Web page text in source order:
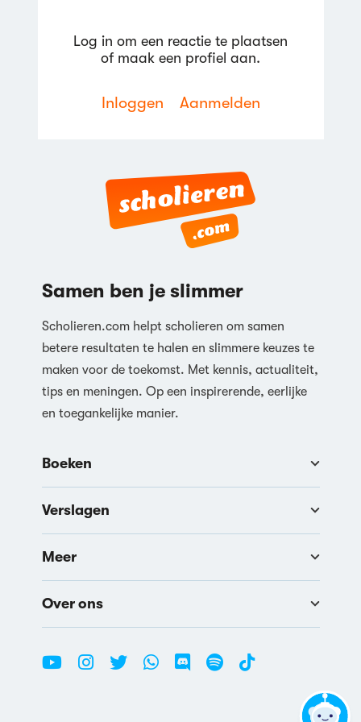
Log in om een reactie te plaatsen
of maak een profiel aan.
Inloggen Aanmelden
Samen ben je slimmer
Scholieren.com helpt scholieren om samen
betere resultaten te halen en slimmere keuzes te
maken voor de toekomst. Met kennis, actualiteit,
tips en meningen. Op een inspirerende, eerlijke
en toegankelijke manier.
Boeken
Verslagen
Meer
Over ons